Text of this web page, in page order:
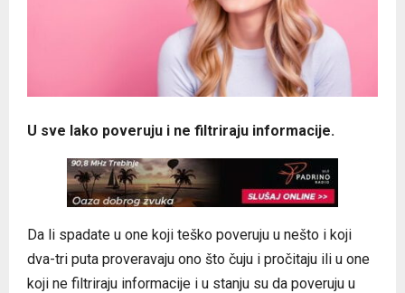
U sve lako poveruju i ne filtriraju informacije.
Da li spadate u one koji teško poveruju u nešto i koji
dva-tri puta proveravaju ono što čuju i pročitaju ili u one
koji ne filtriraju informacije i u stanju su da poveruju u